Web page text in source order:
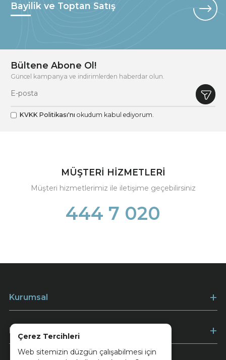
Çerez Tercihleri
Web sitemizin düzgün çalışabilmesi için
Bayilik ve Toptan Satış
Bültene Abone Ol!
Güncel kampanya ve indirimlerden haberdar olun.
KVKK Politikası'nı okudum kabul ediyorum.
MÜŞTERİ HİZMETLERİ
Müşteri hizmetlerimiz ile iletişime geçebilirsiniz
444 7 020
Kurumsal
Müşteri Hizmetleri